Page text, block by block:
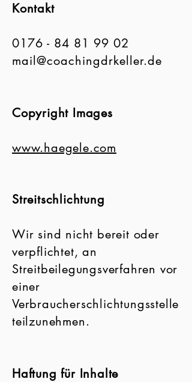
Kontakt
0176 - 84 81 99 02
mail@coachingdrkeller.de
Copyright Images
www.haegele.com
Streitschlichtung
Wir sind nicht bereit oder
verpflichtet, an
Streitbeilegungsverfahren vor
einer
Verbraucherschlichtungsstelle
teilzunehmen.
Haftung für Inhalte